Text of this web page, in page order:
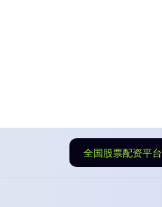
全国股票配资平台